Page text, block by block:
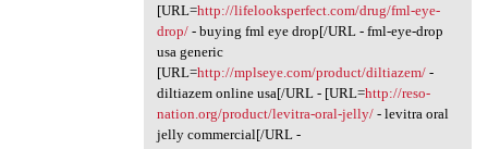
[URL=http://lifelooksperfect.com/drug/fml-eye-
drop/- buying fml eye drop[/URL - fml-eye-drop
usa generic
[URL=http://mplseye.com/product/diltiazem/-
diltiazem online usa[/URL - [URL=http://reso-
nation.org/product/levitra-oral-jelly/- levitra oral
jelly commercial[/URL -